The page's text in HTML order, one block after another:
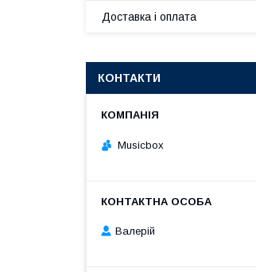
Доставка і оплата
КОНТАКТИ
Musicbox
Валерій